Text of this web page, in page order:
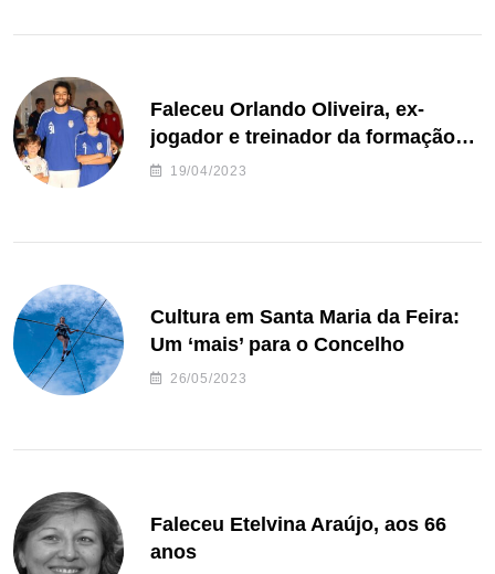
Faleceu Orlando Oliveira, ex-
jogador e treinador da formação
de andebol do Feirense
19/04/2023
Cultura em Santa Maria da Feira:
Um ‘mais’ para o Concelho
26/05/2023
Faleceu Etelvina Araújo, aos 66
anos